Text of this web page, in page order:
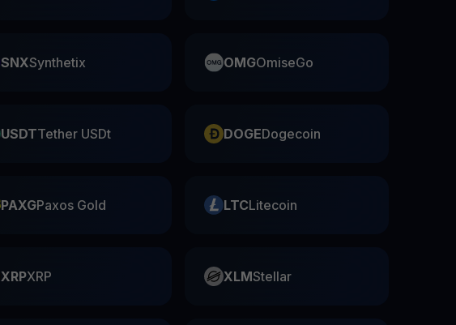
SNXSynthetix OMGOmiseGo
USDTTether USDt DOGEDogecoin
PAXGPaxos Gold LTCLitecoin
XRPXRP XLMStellar